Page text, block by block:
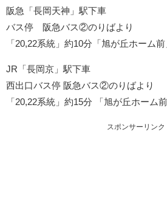
阪急「長岡天神」駅下車
バス停 阪急バス②のりばより
「20,22系統」約10分「旭が丘ホーム
JR「長岡京」駅下車
西出口バス停 阪急バス②のりばより
「20,22系統」約15分 「旭が丘ホーム
スポンサーリンク